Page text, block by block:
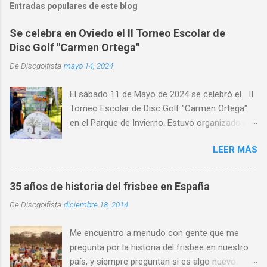
n
t
a
i
o
s
Entradas populares de este blog
Se celebra en Oviedo el II Torneo Escolar de
Disc Golf "Carmen Ortega"
DeDiscgolfista mayo 14, 2024
El sábado 11 de Mayo de 2024 se celebró el II
Torneo Escolar de Disc Golf "Carmen Ortega"
en el Parque de Invierno. Estuvo organizado por
de CRK Disc Golf e INNOVA Discs y con la
participación de medio centenar de alumnos de
distintos centros de educativos de Asturias,
primaria y ESO y Bachiller. Alumnado de centros
escolares de distintas localidades de Asturias,
Villaviciosa, Noreña y Oviedo, donde destacó la
al alta participación del IES Leopoldo Alas.
LEER MÁS
35 años de historia del frisbee en España
DeDiscgolfista diciembre 18, 2014
Me encuentro a menudo con gente que me
pregunta por la historia del frisbee en nuestro
país, y siempre preguntan si es algo nuevo.